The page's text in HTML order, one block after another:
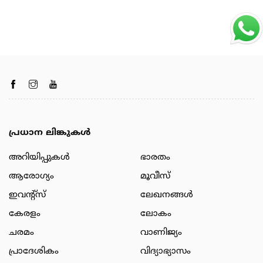
പ്രധാന ലിങ്കുകൾ
അറിയിപ്പുകള്‍
ആരോഗ്യം
ഇവന്റ്സ്
കേരളം
ചരമം
പ്രാദേശികം
ഭാരതം
മൂവീസ്
ലേഖനങ്ങള്‍
ലോകം
വാണിജ്യം
വിദ്യാഭ്യാസം